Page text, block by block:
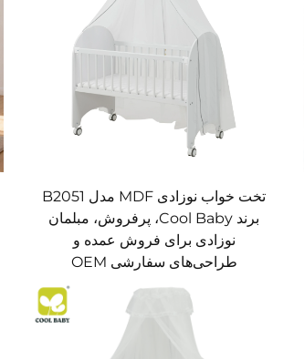
تخت خواب نوزادی MDF مدل B2051
برند Cool Baby، پرفروش، مبلمان
نوزادی برای فروش عمده و
طراحی‌های سفارشی OEM